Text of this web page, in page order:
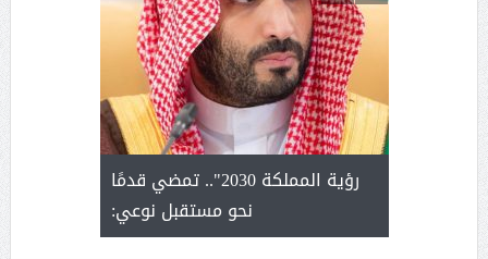
يحصل
رؤية المملكة 2030".. تمضي قدمًا
نحو مستقبل نوعي:
ورشة
عنيزة